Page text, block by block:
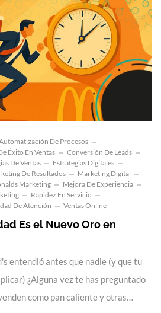
De Procesos
Éxito En Ventas
Conversión De Leads
De Ventas
Estrategias Digitales
De Resultados
Marketing Digital
Marketing
Mejora De Experiencia
Rapidez En Servicio
De Atención Ventas Online
Es el Nuevo Oro en
entendió antes que nadie (y que tu
¿Alguna vez te has preguntado
como pan caliente y otras…